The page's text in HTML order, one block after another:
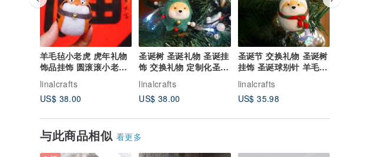
羊毛毡小老虎 虎年礼物
饰品挂饰 圆滚滚小老虎
圣诞节 交换礼物
linalcrafts
US$ 38.00
圣诞树 圣诞礼物 圣诞挂
饰 交换礼物 定制化圣诞
节柴犬狗狗圣诞球
linalcrafts
US$ 38.00
圣诞节 交换礼物 圣诞树
挂饰 圣诞球别针 羊毛毡
柴犬狗狗圣诞礼物
linalcrafts
US$ 35.98
与此商品相似 看更多